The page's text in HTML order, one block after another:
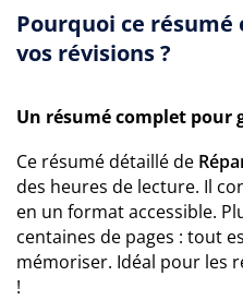
Pourquoi ce
vos révisions ?
Un résumé complet pour
Ce résumé détaillé de
des heures de lecture. Il
en un format accessible.
centaines de pages : tout
mémoriser. Idéal pour les
!